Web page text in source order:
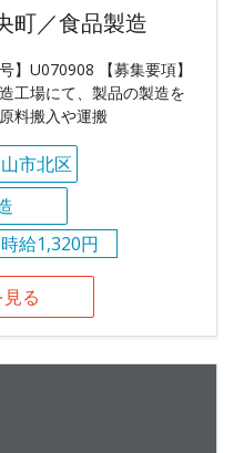
町／食品製造
】U070908 【募集要項】
工場にて、製品の製造を
料搬入や運搬
市北区
時給1,320円
る